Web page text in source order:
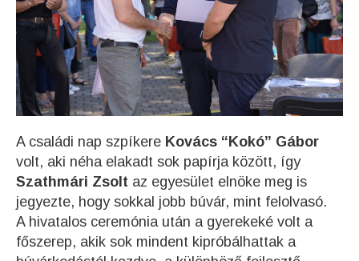
A családi nap szpíkere Kovács “Kokó” Gábor
volt, aki néha elakadt sok papírja között, így
Szathmári Zsolt az egyesület elnöke meg is
jegyezte, hogy sokkal jobb búvár, mint felolvasó.
A hivatalos ceremónia után a gyerekeké volt a
főszerep, akik sok mindent kipróbálhattak a